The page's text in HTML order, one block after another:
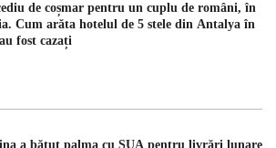
de coșmar pentru un cuplu de români, în
Cum arăta hotelul de 5 stele din Antalya în
fost cazați
a bătut palma cu SUA pentru livrări lunare